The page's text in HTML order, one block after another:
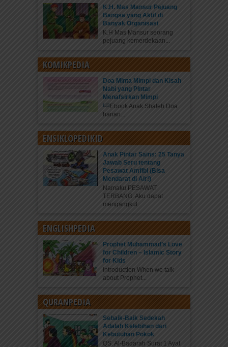
K.H. Mas Mansur Pejuang
Bangsa yang Aktif di
Banyak Organisasi
K.H Mas Mansur seorang
pejuang kemerdekaan...
KOMIKPEDIA
Doa Minta Mimpi dan Kisah
Nabi yang Pintar
Menafsirkan Mimpi
Ebook Anak Shaleh Doa
harian...
ENSIKLOPEDIKID
Anak Pintar Sains: 25 Tanya
Jawab Seru tentang
Pesawat Amfibi (Bisa
Mendarat di Air!)
Namaku PESAWAT
TERBANG. Aku dapat
mengangkut...
ENGLISHPEDIA
Prophet Muhammad’s Love
for Children – Islamic Story
for Kids
Introduction When we talk
about Prophet...
QURANPEDIA
Sebaik-Baik Sedekah
Adalah Kelebihan dari
Kebutuhan Pokok
QS. Al-Baqarah Surat 1 Ayat